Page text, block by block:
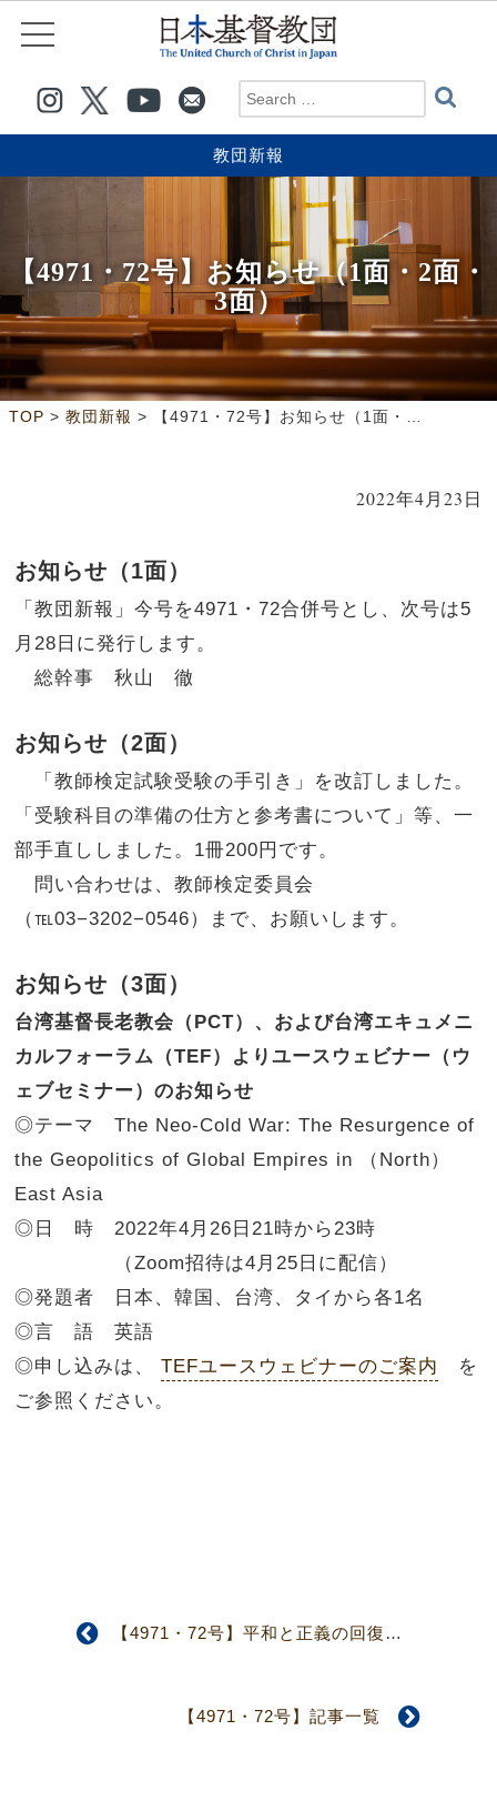
教団新報
【4971・72号】お知らせ（1面・2面・
3面）
TOP > 教団新報 > 【4971・72号】お知らせ（1面・2面・3面）
2022年4月23日
お知らせ（1面）
「教団新報」今号を4971・72合併号とし、次号は5
月28日に発行します。
総幹事 秋山 徹
お知らせ（2面）
「教師検定試験受験の手引き」を改訂しました。
「受験科目の準備の仕方と参考書について」等、一
部手直ししました。1冊200円です。
問い合わせは、教師検定委員会
（℡03−3202−0546）まで、お願いします。
お知らせ（3面）
台湾基督長老教会（PCT）、および台湾エキュメニ
カルフォーラム（TEF）よりユースウェビナー（ウ
ェブセミナー）のお知らせ
◎テーマ
The Neo-Cold War: The Resurgence of
the Geopolitics of Global Empires in （North）
East Asia
◎日 時 2022年4月26日21時から23時
（Zoom招待は4月25日に配信）
◎発題者 日本、韓国、台湾、タイから各1名
◎言 語 英語
◎申し込みは、TEFユースウェビナーのご案内
を
ご参照ください。
【4971・72号】平和と正義の回復を願って（10面）
【4971・72号】記事一覧